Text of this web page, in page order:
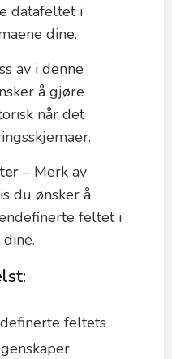
datafeltet i
dine.
av i denne
å gjøre
når det
– Merk av
du ønsker å
feltet i
feltets